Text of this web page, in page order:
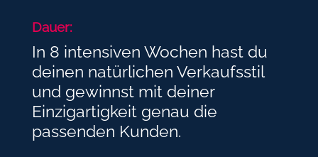
Dauer:
In 8 intensiven Wochen hast du
deinen natürlichen Verkaufsstil
und gewinnst mit deiner
Einzigartigkeit genau die
passenden Kunden.